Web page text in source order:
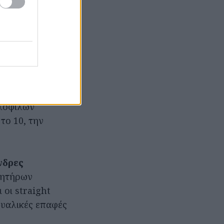
άτομα από
τους.
γεννητικά
10, την
οι straight
επαφές